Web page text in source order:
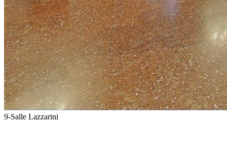
9-Salle Lazzarini